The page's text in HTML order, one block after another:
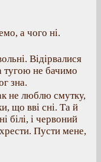
а чого ні.
Відірвалися
тугою не бачимо
зна.
не люблю смутку,
що вві сні. Та й
білі, і червоний
Пусти мене,